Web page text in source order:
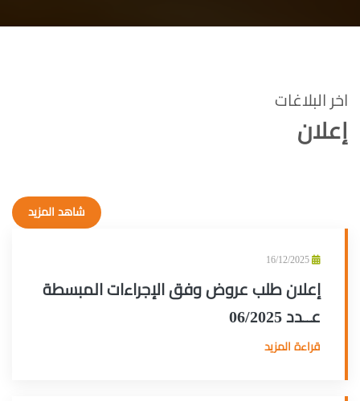
اخر البلاغات
إعلان
شاهد المزيد
إعلان طلب عروض وفق الإجراءات المبسطة
عــدد 06/2025
قراءة المزيد